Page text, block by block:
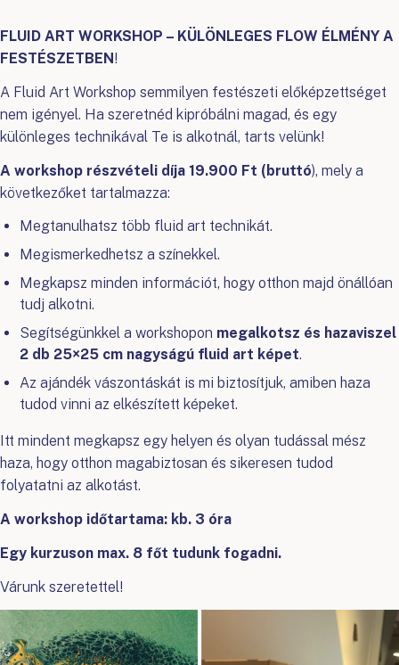
FLUID ART WORKSHOP – KÜLÖNLEGES FLOW ÉLMÉNY A
FESTÉSZETBEN!
A Fluid Art Workshop semmilyen festészeti előképzettséget
nem igényel. Ha szeretnéd kipróbálni magad, és egy
különleges technikával Te is alkotnál, tarts velünk!
A workshop részvételi díja 19.900 Ft (bruttó), mely a
következőket tartalmazza:
Megtanulhatsz több fluid art technikát.
Megismerkedhetsz a színekkel.
Megkapsz minden információt, hogy otthon majd önállóan
tudj alkotni.
Segítségünkkel a workshopon megalkotsz és hazaviszel
2 db 25×25 cm nagyságú fluid art képet.
Az ajándék vászontáskát is mi biztosítjuk, amiben haza
tudod vinni az elkészített képeket.
Itt mindent megkapsz egy helyen és olyan tudással mész
haza, hogy otthon magabiztosan és sikeresen tudod
folyatatni az alkotást.
A workshop időtartama: kb. 3 óra
Egy kurzuson max. 8 főt tudunk fogadni.
Várunk szeretettel!